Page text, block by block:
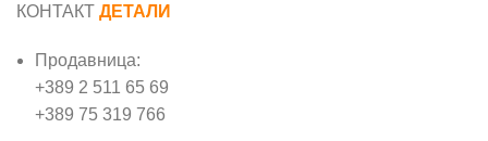
КОНТАКТ ДЕТАЛИ
Продавница:
+389 2 511 65 69
+389 75 319 766